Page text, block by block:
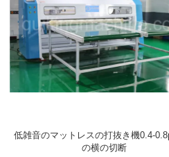
低雑音のマットレスの打抜き機0.4-
の横の切断